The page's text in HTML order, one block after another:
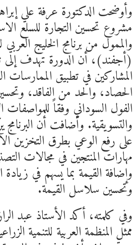
وأوضحت الدكتورة عرفة علي
مشروع تحسين التجارة للسلع
والممول من برنامج الخليج العربي
(أجفند)، أن الدورة تهدف إلى
المشاركين في تطبيق الممارسات
الحصاد، والحد من الفاقد،
الفول السوداني وفقاً للمواصفات
والتسويقية. وأضافت أن
على رفع الوعي بطرق التخزين
مهارات المنتجين في مجالات
وإضافة القيمة بما يسهم في
وتحسين سلاسل القيمة.
وفي كلمته، أكد الأستاذ عبد
ممثل المنظمة العربية للتنمية